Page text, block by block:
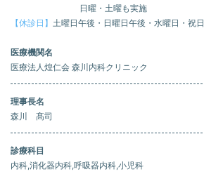
日曜・土曜も実施
【休診日】 土曜日午後・日曜日午後・水曜日・祝日
医療機関名
医療法人煌仁会 森川内科クリニック
理事長名
森川 髙司
診療科目
内科,消化器内科,呼吸器内科,小児科